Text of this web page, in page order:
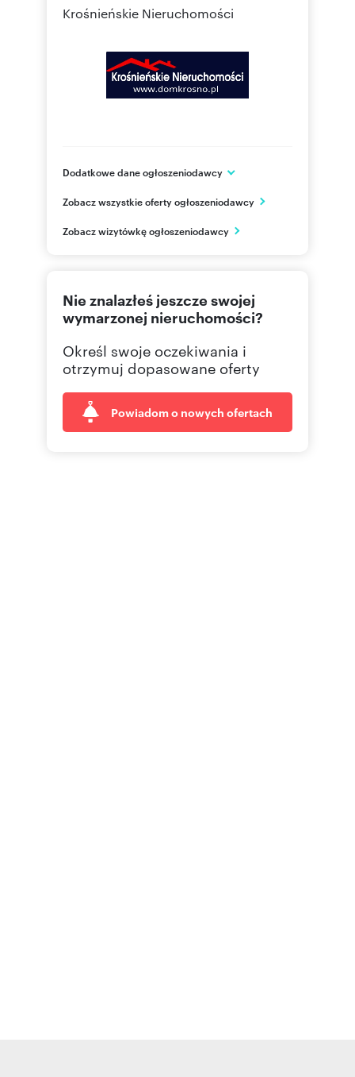
Krośnieńskie Nieruchomości
Dodatkowe dane ogłoszeniodawcy
PL
605 46 Pokaż telefon
Zobacz wszystkie oferty ogłoszeniodawcy
Zobacz wizytówkę ogłoszeniodawcy
Nie znalazłeś jeszcze swojej
wymarzonej nieruchomości?
Określ swoje oczekiwania i
otrzymuj dopasowane oferty
Powiadom o nowych ofertach